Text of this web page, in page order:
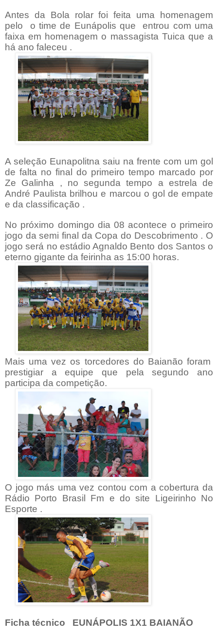
Antes da Bola rolar foi feita uma homenagem
pelo o time de Eunápolis que entrou com uma
faixa em homenagem o massagista Tuica que a
há ano faleceu .
A seleção Eunapolitna saiu na frente com um gol
de falta no final do primeiro tempo marcado por
Ze Galinha , no segunda tempo a estrela de
André Paulista brilhou e marcou o gol de empate
e da classificação .
No próximo domingo dia 08 acontece o primeiro
jogo da semi final da Copa do Descobrimento . O
jogo será no estádio Agnaldo Bento dos Santos o
eterno gigante da feirinha as 15:00 horas.
Mais uma vez os torcedores do Baianão foram
prestigiar a equipe que pela segundo ano
participa da competição.
O jogo más uma vez contou com a cobertura da
Rádio Porto Brasil Fm e do site Ligeirinho No
Esporte .
Ficha técnico
EUNÁPOLIS 1X1 BAIANÃO